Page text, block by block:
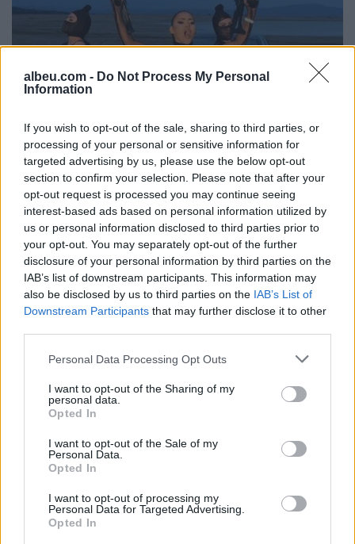
albeu.com - Do Not Process My Personal
Information
If you wish to opt-out of the sale, sharing to third parties, or
processing of your personal or sensitive information for
targeted advertising by us, please use the below opt-out
section to confirm your selection. Please note that after your
opt-out request is processed you may continue seeing
interest-based ads based on personal information utilized by
us or personal information disclosed to third parties prior to
your opt-out. You may separately opt-out of the further
disclosure of your personal information by third parties on the
IAB’s list of downstream participants. This information may
also be disclosed by us to third parties on the IAB’s List of
Downstream Participants that may further disclose it to other
Personal Data Processing Opt Outs
I want to opt-out of the Sharing of my
personal data.
Opted In
I want to opt-out of the Sale of my
Personal Data.
Opted In
I want to opt-out of processing my
Personal Data for Targeted Advertising.
Opted In